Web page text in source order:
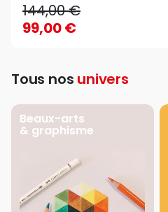
144,00 €
99,00 €
Tous nos univers
Beaux-arts
& graphisme